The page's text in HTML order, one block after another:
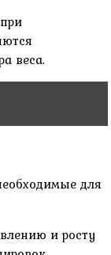
веса.
для
и росту